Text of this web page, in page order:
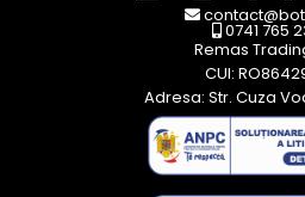
0741 765
Remas
CUI:
Adresa: Str. Cuza